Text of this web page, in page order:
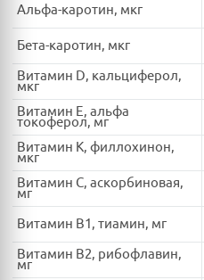
Альфа-каротин, мкг
Бета-каротин, мкг
Витамин D, кальциферол,
мкг
Витамин E, альфа
токоферол, мг
Витамин K, филлохинон,
мкг
Витамин C, аскорбиновая,
мг
Витамин B1, тиамин, мг
Витамин B2, рибофлавин,
мг